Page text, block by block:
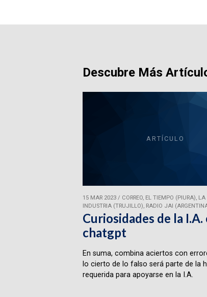
Descubre Más
ARTÍCULO
15 MAR 2023/ CORREO, EL TIEMPO (PIURA), LA
INDUSTRIA (TRUJILLO), RADIO JAI
Curiosidades de la I.A.
chatgpt
En suma, combina aciertos con
lo cierto de lo falso será parte de la
requerida para apoyarse en la I.A.